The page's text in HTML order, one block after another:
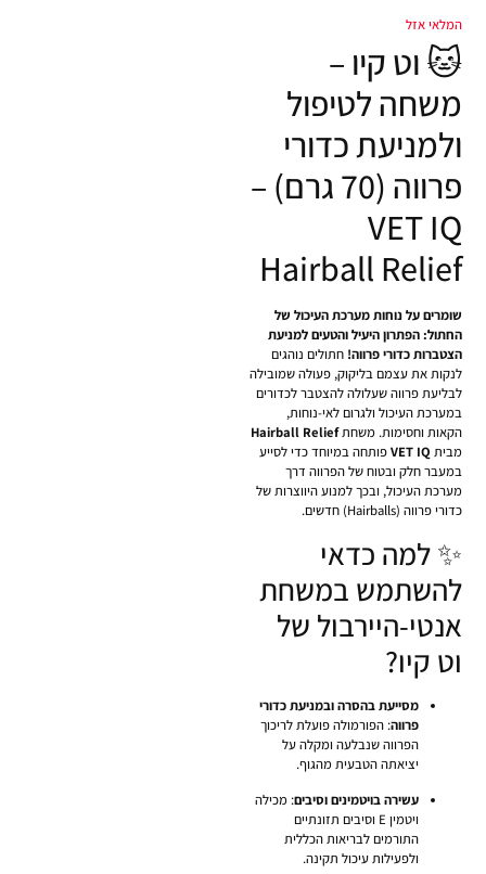
המלאי אזל
🐱 וט קיו –
משחה לטיפול
ולמניעת כדורי
פרווה (70 גרם) –
VET IQ
Hairball Relief
שומרים על נוחות מערכת העיכול של
החתול: הפתרון היעיל והטעים למניעת
הצטברות כדורי פרווה! חתולים נוהגים
לנקות את עצמם בליקוק, פעולה שמובילה
לבליעת פרווה שעלולה להצטבר לכדורים
במערכת העיכול ולגרום לאי-נוחות,
הקאות וחסימות. משחתHairball Relief
מבית VET IQפותחה במיוחד כדי לסייע
במעבר חלק ובטוח של הפרווה דרך
מערכת העיכול, ובכך למנוע היווצרות של
כדורי פרווה (Hairballs) חדשים.
✨ למה כדאי
להשתמש במשחת
אנטי-היירבול של
וט קיו?
מסייעת בהסרה ובמניעת כדורי
פרווה: הפורמולה פועלת לריכוך
הפרווה שנבלעה ומקלה על
יציאתה הטבעית מהגוף.
עשירה בויטמינים וסיבים: מכילה
ויטמין E וסיבים תזונתיים
התורמים לבריאות הכללית
ולפעילות עיכול תקינה.